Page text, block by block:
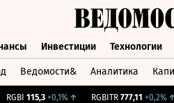
Инвестиции Технологии
Ведомости& Аналитика
RGBI 115,3 +0,1%↑ RGBITR 777,11 +0,2%↑